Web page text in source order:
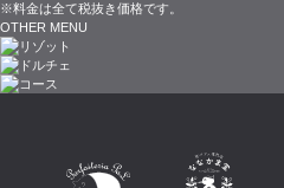
※料金は全て税抜き価格です。
OTHER MENU